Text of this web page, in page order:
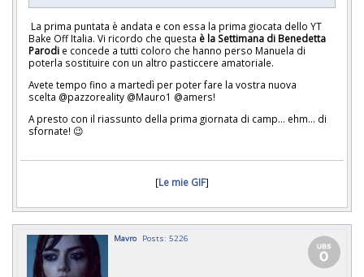
La prima puntata è andata e con essa la prima giocata dello YT
Bake Off Italia. Vi ricordo che questa è la Settimana di Benedetta
Parodi e concede a tutti coloro che hanno perso Manuela di
poterla sostituire con un altro pasticcere amatoriale.
Avete tempo fino a martedì per poter fare la vostra nuova
scelta @pazzoreality @Mauro1 @amers!
A presto con il riassunto della prima giornata di camp... ehm... di
sfornate! 😉
[Le mie GIF]
Mavro Posts: 5226